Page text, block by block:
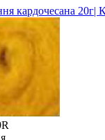
кардочесана